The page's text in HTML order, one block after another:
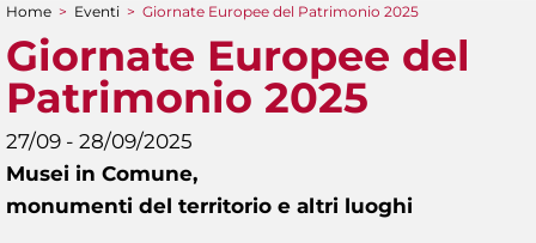
Tu sei qui
Home > Eventi > Giornate Europee del Patrimonio 2025
Giornate Europee del
Patrimonio 2025
27/09 - 28/09/2025
Musei in Comune,
monumenti del territorio e altri luoghi